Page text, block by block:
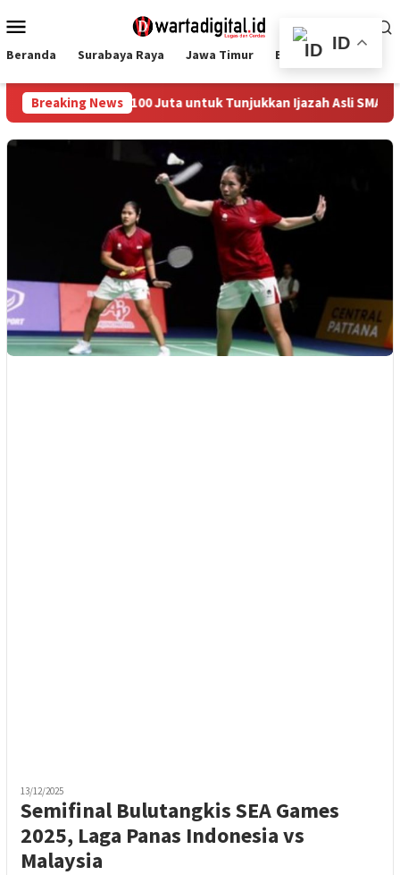
ke
Mobile
Beranda Surabaya Raya Jawa Timur Ekbis Nasional
Breaking News
Rp 100 Juta untuk Tunjukkan Ijazah Asli SMA Gibran
13/12/2025
Semifinal Bulutangkis SEA Games
2025, Laga Panas Indonesia vs
Malaysia
ID